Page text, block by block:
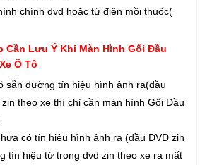
chính dvd hoặc từ điện mồi thuốc(
Cần Lưu Ý Khi Màn Hình Gối Đầu
Ô Tô
sẵn đường tín hiệu hình ảnh ra(đầu
theo xe thì chỉ cần màn hình Gối Đầu
có tín hiệu hình ảnh ra (đầu DVD zin
tín hiệu từ trong dvd zin theo xe ra mất